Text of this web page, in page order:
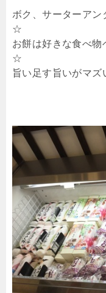
ボク、サーターアン
☆
お餅は好きな食べ
☆
旨い足す旨いがマ